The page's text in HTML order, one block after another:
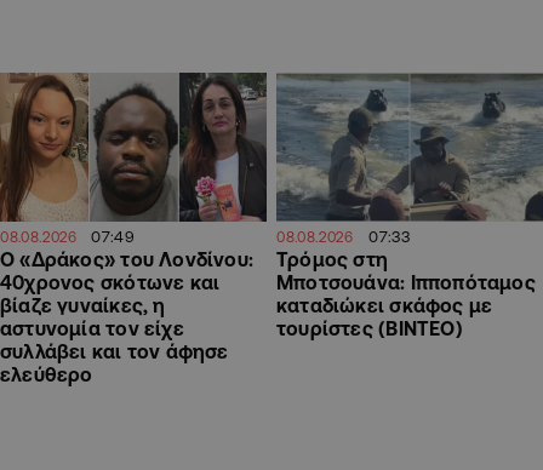
08.08.2026 07:49
Ο «Δράκος» του Λονδίνου:
40χρονος σκότωνε και
βίαζε γυναίκες, η
αστυνομία τον είχε
συλλάβει και τον άφησε
ελεύθερο
08.08.2026 07:33
Τρόμος στη
Μποτσουάνα: Ιπποπόταμος
καταδιώκει σκάφος με
τουρίστες (ΒΙΝΤΕΟ)